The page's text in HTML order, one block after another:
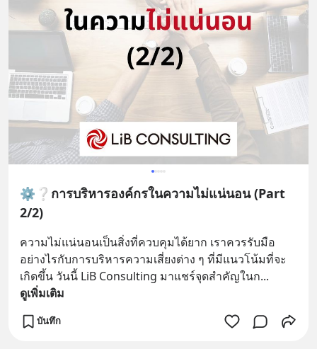
⚙️❔การบริหารองค์กรในความไม่แน่นอน (Part
2/2)
ความไม่แน่นอนเป็นสิ่งที่ควบคุมได้ยาก เราควรรับมือ
อย่างไรกับการบริหารความเสี่ยงต่าง ๆ ที่มีแนวโน้มที่จะ
เกิดขึ้น วันนี้ LiB Consulting มาแชร์จุดสำคัญในก...
ดูเพิ่มเติม
บันทึก